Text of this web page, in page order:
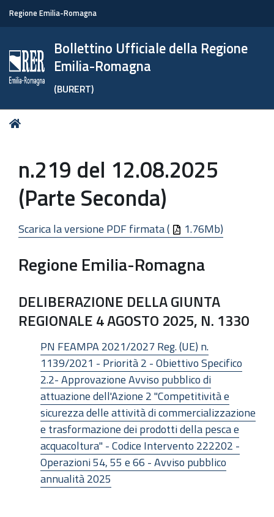
Regione Emilia-Romagna
Bollettino Ufficiale della Regione
Emilia-Romagna
(BURERT)
Tu
n.219 del 12.08.2025
(Parte Seconda)
Scarica la versione PDF firmata ( 1.76Mb)
Regione Emilia-Romagna
DELIBERAZIONE DELLA GIUNTA
REGIONALE 4 AGOSTO 2025, N. 1330
PN FEAMPA 2021/2027 Reg. (UE) n.
1139/2021 - Priorità 2 - Obiettivo Specifico
2.2- Approvazione Avviso pubblico di
attuazione dell'Azione 2 "Competitività e
sicurezza delle attività di commercializzazione
e trasformazione dei prodotti della pesca e
acquacoltura" - Codice Intervento 222202 -
Operazioni 54, 55 e 66 - Avviso pubblico
annualità 2025